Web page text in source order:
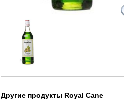
Другие продукты Royal Cane